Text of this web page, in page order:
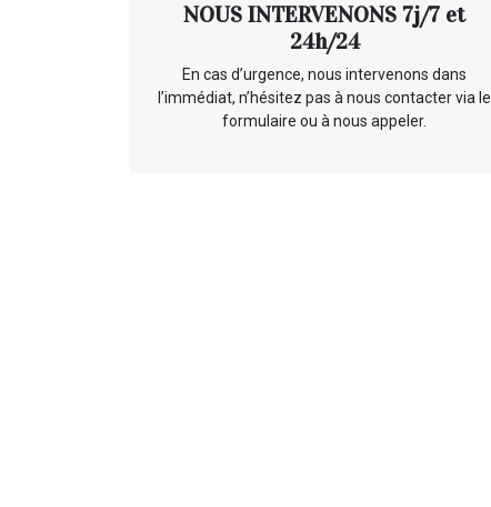
NOUS INTERVENONS 7j/7 et
24h/24
En cas d’urgence, nous intervenons dans
l’immédiat, n’hésitez pas à nous contacter via le
formulaire ou à nous appeler.